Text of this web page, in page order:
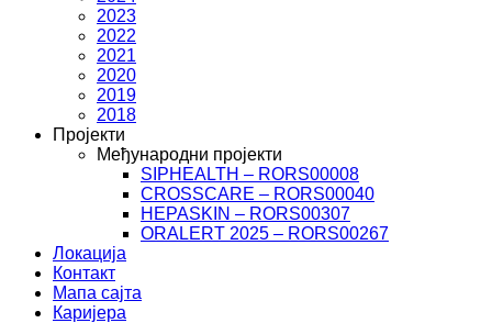
2023
2022
2021
2020
2019
2018
Пројекти
Међународни пројекти
SIPHEALTH – RORS00008
CROSSCARE – RORS00040
HEPASKIN – RORS00307
ORALERT 2025 – RORS00267
Локација
Контакт
Мапа сајта
Каријера